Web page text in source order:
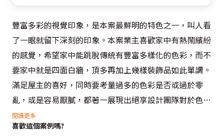
豐富多彩的視覺印象，是本案最鮮明的特色之一，叫人看
了一眼就留下深刻的印象。本案業主喜歡家中有熱鬧繽紛
的感覺，希望家中能跳脫傳統有豐富多樣化的色彩，而不
要家中就是四面白牆，頂多再加上幾樣裝飾品如此單調。
滿足屋主的喜好，同時要考量過多的色彩是否或過於零
亂，或是容易厭膩，都著一展現出絕享設計團隊對於色彩
和空間比例的拿捏。選定空間中較可突出表現的牆面，如
電視牆、局部天花、水平牆面中間地帶，再加上部份可較
閱讀更多
喜歡這個案例嗎?